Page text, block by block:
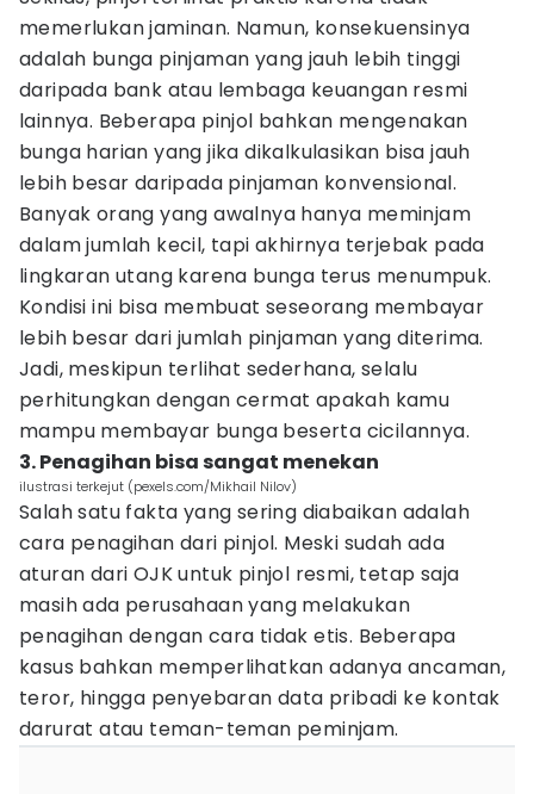
memerlukan jaminan. Namun, konsekuensinya
adalah bunga pinjaman yang jauh lebih tinggi
daripada bank atau lembaga keuangan resmi
lainnya. Beberapa pinjol bahkan mengenakan
bunga harian yang jika dikalkulasikan bisa jauh
lebih besar daripada pinjaman konvensional.
Banyak orang yang awalnya hanya meminjam
dalam jumlah kecil, tapi akhirnya terjebak pada
lingkaran utang karena bunga terus menumpuk.
Kondisi ini bisa membuat seseorang membayar
lebih besar dari jumlah pinjaman yang diterima.
Jadi, meskipun terlihat sederhana, selalu
perhitungkan dengan cermat apakah kamu
mampu membayar bunga beserta cicilannya.
3. Penagihan bisa sangat menekan
ilustrasi terkejut (pexels.com/Mikhail Nilov)
Salah satu fakta yang sering diabaikan adalah
cara penagihan dari pinjol. Meski sudah ada
aturan dari OJK untuk pinjol resmi, tetap saja
masih ada perusahaan yang melakukan
penagihan dengan cara tidak etis. Beberapa
kasus bahkan memperlihatkan adanya ancaman,
teror, hingga penyebaran data pribadi ke kontak
darurat atau teman-teman peminjam.